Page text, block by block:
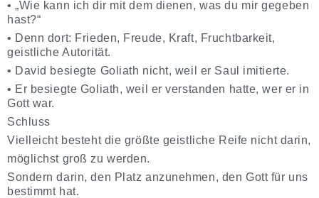
• „Wie kann ich dir mit dem dienen, was du mir gegeben
hast?“
• Denn dort: Frieden, Freude, Kraft, Fruchtbarkeit,
geistliche Autorität.
• David besiegte Goliath nicht, weil er Saul imitierte.
• Er besiegte Goliath, weil er verstanden hatte, wer er in
Gott war.
Schluss
Vielleicht besteht die größte geistliche Reife nicht darin,
möglichst groß zu werden.
Sondern darin, den Platz anzunehmen, den Gott für uns
bestimmt hat.